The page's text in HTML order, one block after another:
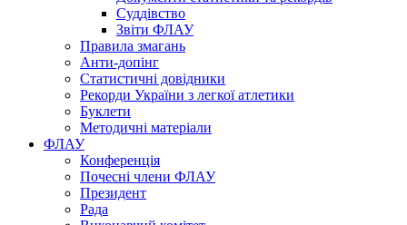
Суддівство
Звіти ФЛАУ
Правила змагань
Анти-допінг
Статистичні довідники
Рекорди України з легкої атлетики
Буклети
Методичні матеріали
ФЛАУ
Конференція
Почесні члени ФЛАУ
Президент
Рада